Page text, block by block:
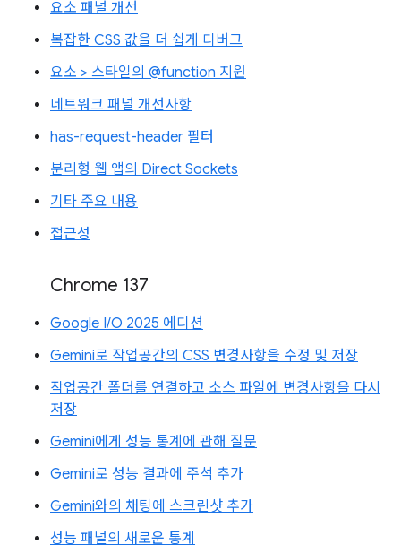
요소 패널 개선
복잡한 CSS 값을 더 쉽게 디버그
요소 > 스타일의 @function 지원
네트워크 패널 개선사항
has-request-header 필터
분리형 웹 앱의 Direct Sockets
기타 주요 내용
접근성
Chrome 137
Google I/O 2025 에디션
Gemini로 작업공간의 CSS 변경사항을 수정 및 저장
작업공간 폴더를 연결하고 소스 파일에 변경사항을 다시
저장
Gemini에게 성능 통계에 관해 질문
Gemini로 성능 결과에 주석 추가
Gemini와의 채팅에 스크린샷 추가
성능 패널의 새로운 통계